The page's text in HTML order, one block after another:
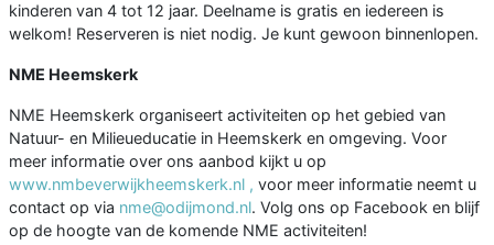
kinderen van 4 tot 12 jaar. Deelname is gratis en iedereen is
welkom! Reserveren is niet nodig. Je kunt gewoon binnenlopen.
NME Heemskerk
NME Heemskerk organiseert activiteiten op het gebied van
Natuur- en Milieueducatie in Heemskerk en omgeving. Voor
meer informatie over ons aanbod kijkt u op
www.nmbeverwijkheemskerk.nl , voor meer informatie neemt u
contact op via nme@odijmond.nl. Volg ons op Facebook en blijf
op de hoogte van de komende NME activiteiten!